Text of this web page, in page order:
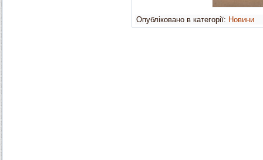
Опубліковано в категорії: Новини